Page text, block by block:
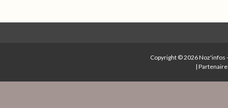
Copyright © 2026Noz'infos
|